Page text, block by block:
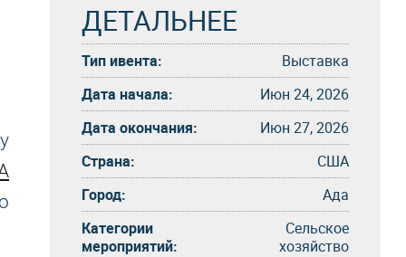
ДЕТАЛЬНЕЕ
Тип ивента:
Выставка
Дата начала:
Июн 24, 2026
Дата окончания:
Июн 27, 2026
Страна:
США
Город:
Ада
Категории
мероприятий:
Сельское
хозяйство